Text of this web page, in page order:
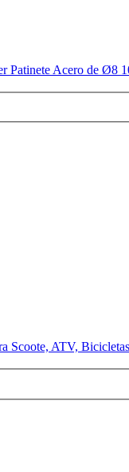
Patinete Acero de Ø8
Scoote, ATV,